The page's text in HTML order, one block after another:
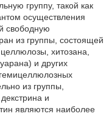
группу, такой как
осуществления
свободную
из группы, состоящей
хитозана,
и других
из группы,
и
являются наиболее